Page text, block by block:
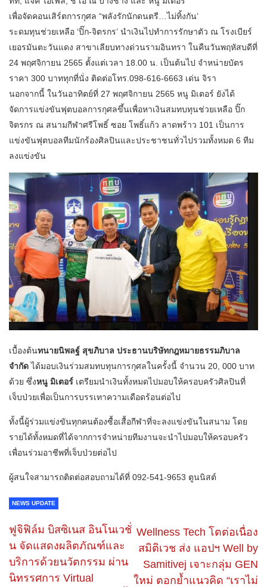
เพื่อจัดคอนเสิร์ตการกุศล “พลังรักนักดนตรี…ไม่ทิ้งกัน’
ระดมทุนช่วยเหลือ ‘ปิ๊ก-จิตรกร’ นำเงินไปทำการรักษาตัว ณ โรงเบียร์
เยอรมันตะวันแดง สาขาเลียบทางด่วนรามอินทรา ในคืนวันพฤหัสบดีที่
24 พฤศจิกายน 2565 ตั้งแต่เวลา 18.00 น. เป็นต้นไป จำหน่ายบัตร
ราคา 300 บาททุกที่นั่ง ติดต่อโทร.098-616-6663 เด่น จิรา
นอกจากนี้ ในวันอาทิตย์ที่ 27 พฤศจิกายน 2565 หนู มิเตอร์ ยังได้
จัดการแข่งขันฟุตบอลการกุศลขึ้นเพื่อหาเงินสมทบทุนช่วยเหลือ ปิ๊ก
จิตรกร ณ สนามกีฬาศรีโพธิ์ ซอย โพธิ์แก้ว ลาดพร้าว 101 เป็นการ
แข่งขันฟุตบอลทีมนักร้องศิลปินและประชาชนทั่วไปรวมทั้งหมด 6 ทีม
ลงแข่งขัน
เบื้องต้นทนายนิพลฐ์ สุขภิบาล ประธานบริษัทกฎหมายธรรมภิบาล
จำกัดได้มอบเงินร่วมสมทบทุนการกุศลในครั้งนี้ จำนวน 20, 000 บาท
ด้วย ซึ่งหนู มิเตอร์ เตรียมนำเงินทั้งหมดไปมอบให้ครอบครัวศิลปินที่
เจ็บป่วยเพื่อเป็นการบรรเทาความเดือดร้อน​ต่อไป
ทั้งนี้ผู้ร่วมแข่งขันทุกคนต้องซื้อเสื้อกีฬาที่จะลงแข่งขันในสนาม โดย
รายได้ทั้งหมดที่ได้จากการจำหน่ายทีมงานจะนำไปมอบให้ครอบครัว
เพื่อนร่วมอาชีพที่เจ็บป่วยต่อไป
ผู้สนใจสามารถติดต่อสอบถามได้ที่ 092-541-9653 ตูนนิสต์
NEWS UPDATE
ฟูจิฟิล์ม บิสซิเนส อินโนเวชั่
น จัดแสดงผลิตภัณฑ์และ
บริการด้วยนวัตกรรม ผ่าน
นิทรรศการ Virtual
Wellness Tech โตต่อเนื่อง
สมิติเวช ส่ง แอปฯ Well by
Samitivej เจาะกลุ่ม GEN
ใหม่ ตอกย้ำแนวคิด “เราไม่